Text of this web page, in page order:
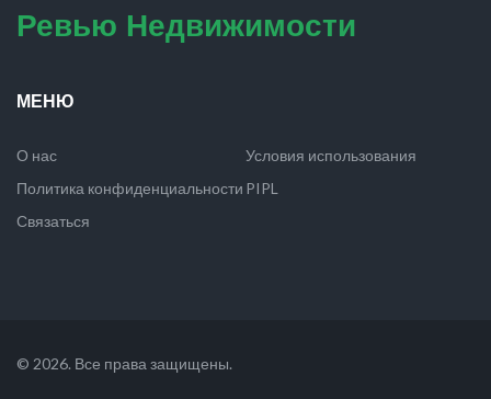
Ревью Недвижимости
МЕНЮ
О нас
Условия использования
Политика конфиденциальности PIPL
Связаться
© 2026. Все права защищены.